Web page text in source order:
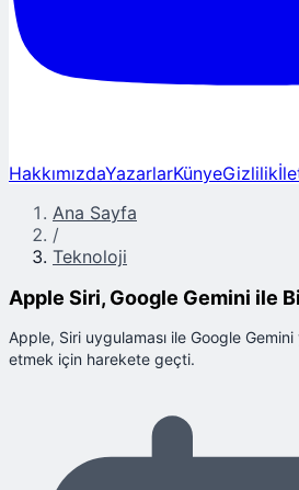
HakkımızdaYazarlarKünyeGizlilik
Ana Sayfa
/
Teknoloji
Apple Siri, Google Gemini ile
Apple, Siri uygulaması ile Google
etmek için harekete geçti.